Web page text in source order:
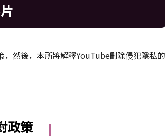
然後，本所將解釋YouTube刪除侵犯隱私的
政策